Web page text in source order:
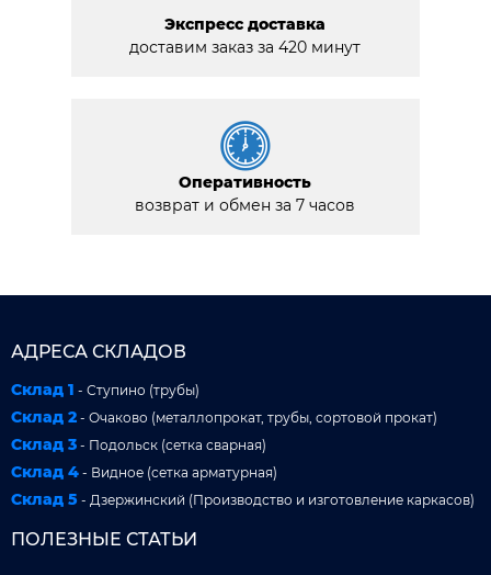
Экспресс доставка
доставим заказ за 420 минут
Оперативность
возврат и обмен за 7 часов
АДРЕСА СКЛАДОВ
Склад 1 - Ступино (трубы)
Склад 2 - Очаково (металлопрокат, трубы, сортовой прокат)
Склад 3 - Подольск (сетка сварная)
Склад 4 - Видное (сетка арматурная)
Склад 5 - Дзержинский (Производство и изготовление каркасов)
ПОЛЕЗНЫЕ СТАТЬИ